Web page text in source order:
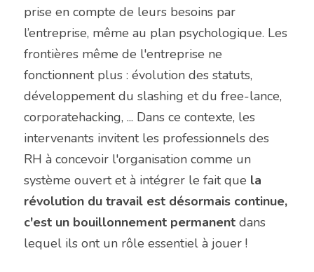
prise en compte de leurs besoins par
l’entreprise, même au plan psychologique. Les
frontières même de l'entreprise ne
fonctionnent plus : évolution des statuts,
développement du slashing et du free-lance,
corporatehacking, ... Dans ce contexte, les
intervenants invitent les professionnels des
RH à concevoir l'organisation comme un
système ouvert et à intégrer le fait que la
révolution du travail est désormais continue,
c'est un bouillonnement permanent dans
lequel ils ont un rôle essentiel à jouer !